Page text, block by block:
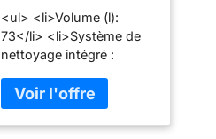
<ul> <li>Volume (l):
73</li> <li>Système de
nettoyage intégré :
<li>Puissance de
raccordement (W):
3650</li>